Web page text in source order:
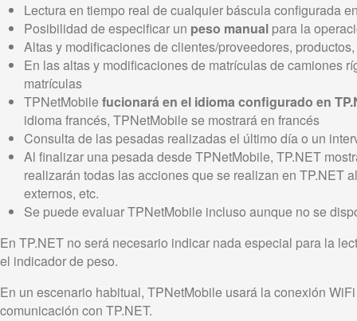
Lectura en tiempo real de cualquier báscula configurada
Posibilidad de especificar un peso manual para la
Altas y modificaciones de clientes/proveedores,
En las altas y modificaciones de matrículas de camiones
matrículas
TPNetMobile fucionará en el idioma configurado en
idioma francés, TPNetMobile se mostrará en francés
Consulta de las pesadas realizadas el último día o un
Al finalizar una pesada desde TPNetMobile, TP.NET
realizarán todas las acciones que se realizan en TP.NET
externos, etc.
Se puede evaluar TPNetMobile incluso aunque no se
En TP.NET no será necesario indicar nada especial para la
el indicador de peso.
En un escenario habitual, TPNetMobile usará la conexión
comunicación con TP.NET.